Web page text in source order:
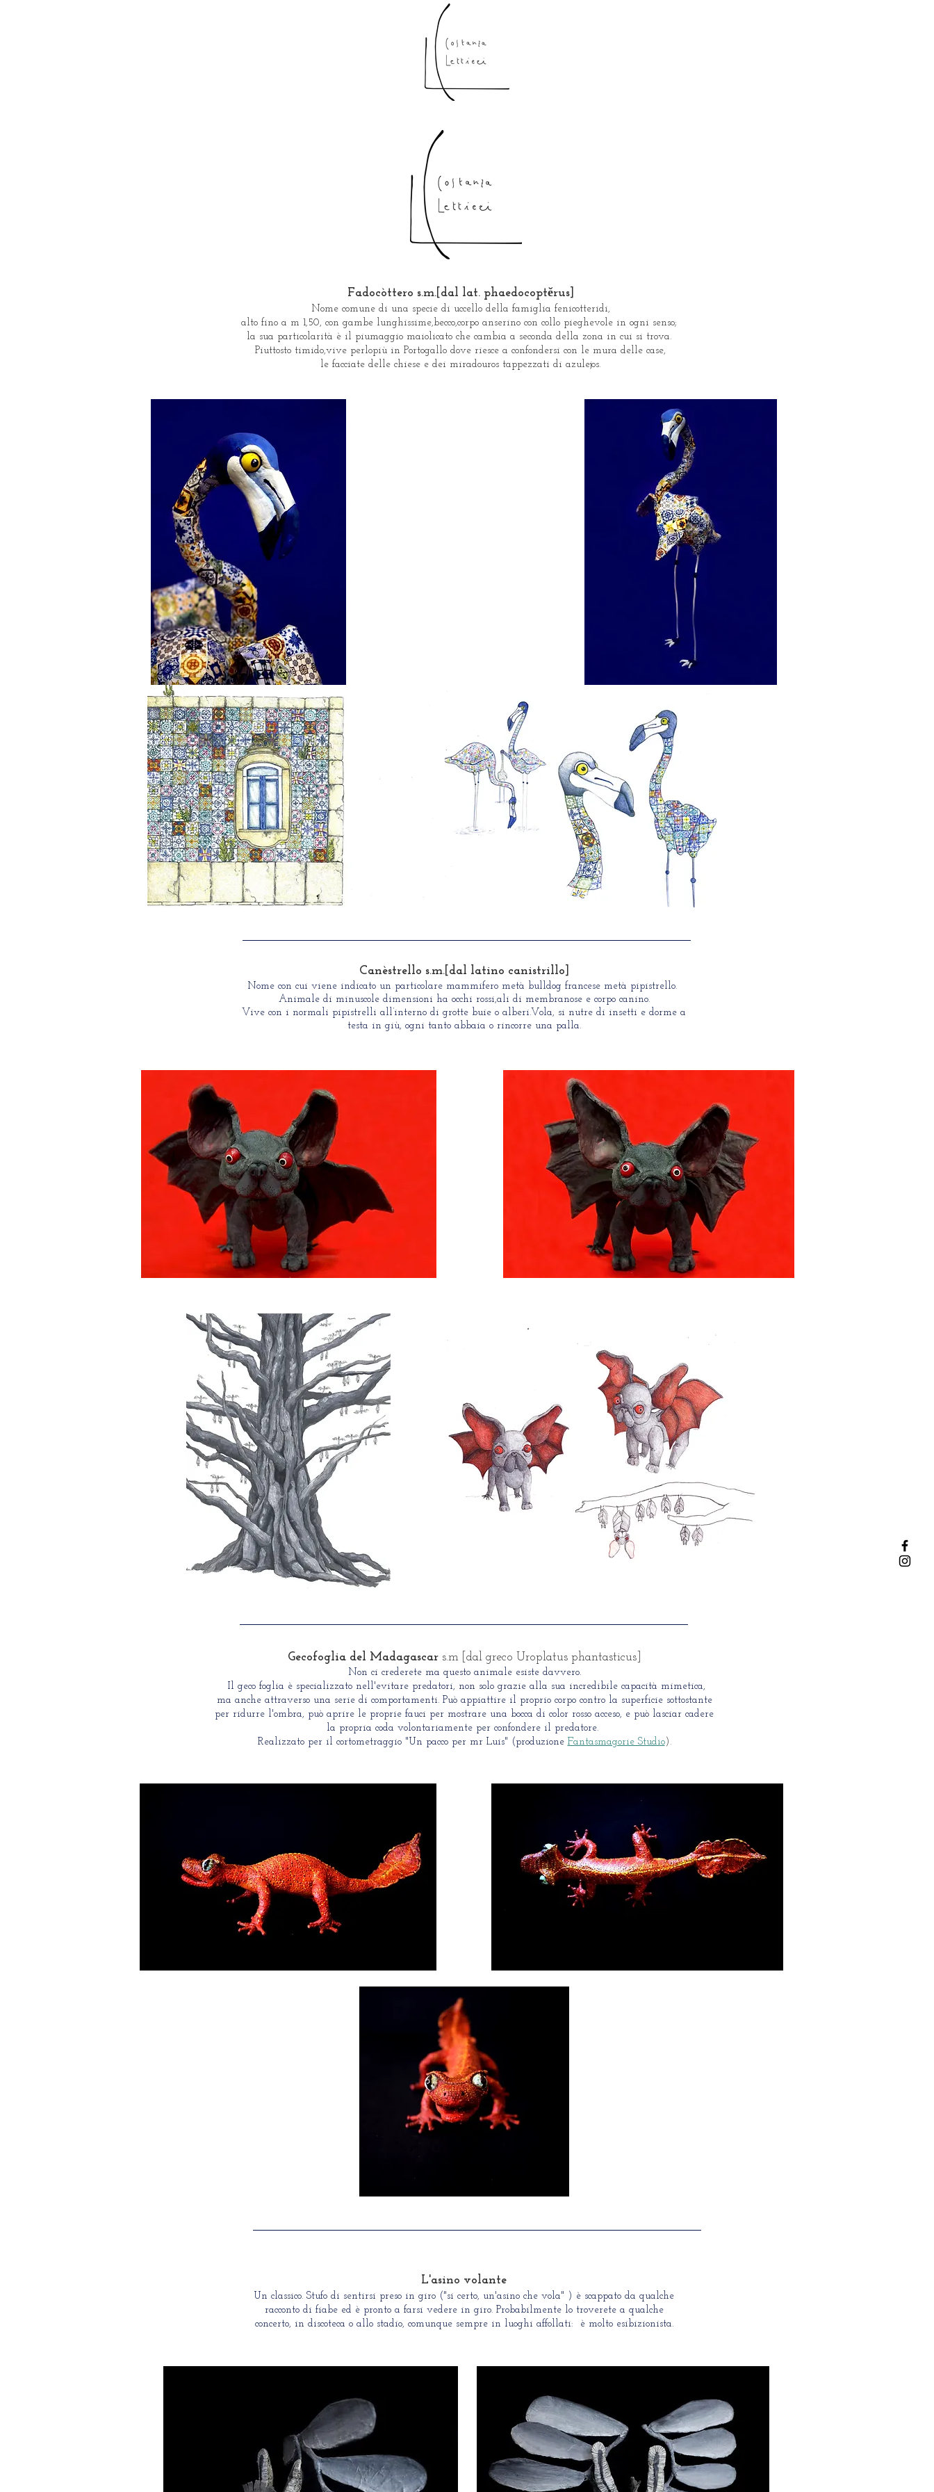
Fadocòttero s.m.[dal lat. phaedocoptĕrus]
Nome comune di una specie di uccello della famiglia fenicotteridi,
alto fino a m 1,50, con gambe lunghissime,becco,corpo anserino con collo pieghevole in ogni senso;
la sua particolarità è il piumaggio maiolicato che cambia a seconda della zona in cui si trova.
Piuttosto timido,vive perlopiù in Portogallo dove riesce a confondersi con le mura delle case,
le facciate delle chiese e dei miradouros tappezzati di azulejos.
Canèstrello s.m.[dal latino canistrillo]
Nome con cui viene indicato un particolare mammifero metà bulldog francese metà pipistrello.
Animale di minuscole dimensioni ha occhi rossi,ali di membranose e corpo canino.
Vive con i normali pipistrelli all’interno di grotte buie o alberi.Vola, si nutre di insetti e dorme a
testa in giù, ogni tanto abbaia o rincorre una palla.
Gecofoglia del Madagascars.m [dal greco Uroplatus phantasticus]
Non ci crederete ma questo animale esiste davvero.
Il geco foglia è specializzato nell'evitare predatori, non solo grazie alla sua incredibile capacità mimetica,
ma anche attraverso una serie di comportamenti. Può appiattire il proprio corpo contro la superficie sottostante
per ridurre l'ombra, può aprire le proprie fauci per mostrare una bocca di color rosso acceso, e può lasciar cadere
la propria coda volontariamente per confondere il predatore.
Realizzato per il cortometraggio "Un pacco per mr Luis" (produzione Fantasmagorie Studio).
L'asino volante
Un classico. Stufo di sentirsi preso in giro ("si certo, un'asino che vola" ) è scappato da qualche
racconto di fiabe ed è pronto a farsi vedere in giro. Probabilmente lo troverete a qualche
concerto, in discoteca o allo stadio, comunque sempre in luoghi affollati: è molto esibizionista.